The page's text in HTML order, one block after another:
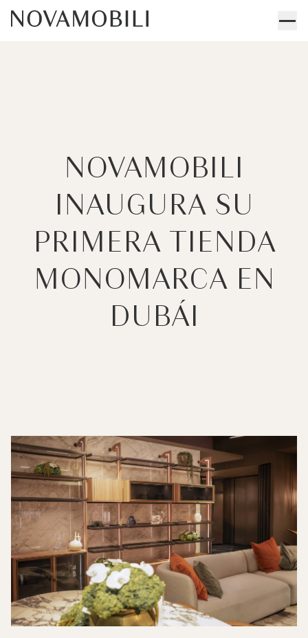
NOVAMOBILI
INAUGURA SU
PRIMERA TIENDA
MONOMARCA EN
DUBÁI